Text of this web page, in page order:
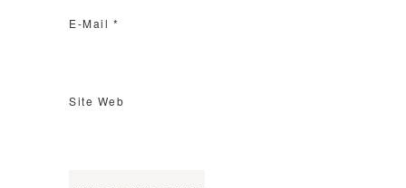
E-Mail *
Site Web